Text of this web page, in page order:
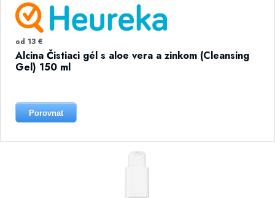
od 13 €
Alcina Čistiaci gél s aloe vera a zinkom (Cleansing
Gel) 150 ml
Porovnat